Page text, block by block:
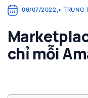
06/07/2022,• TRUNG
chỉ mỗi